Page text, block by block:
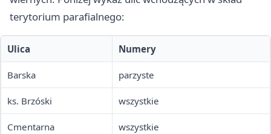
terytorium parafialnego:
Ulica Numery
Barska parzyste
ks. Brzóski wszystkie
Cmentarna wszystkie